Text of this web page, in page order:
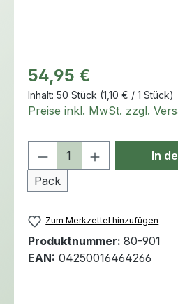
Regulärer Preis:
54,95 €
Inhalt: 50 Stück (1,10 € / 1 Stück)
Preise inkl. MwSt. zzgl.
Produkt Anzahl:
Pack
In
Zum Merkzettel hinzufügen
Produktnummer: 80-901
EAN: 04250016464266